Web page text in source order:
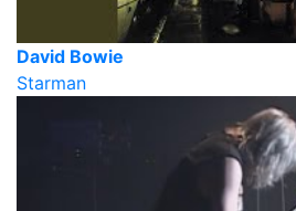
David Bowie
Starman